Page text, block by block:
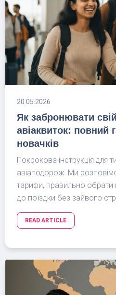
20.05.2026
Як забронювати
авіаквиток: повний
новачків
Покрокова інструкція для
авіаподорож. Ми
тарифи, правильно обрати
до поїздки без зайвого
READ ARTICLE